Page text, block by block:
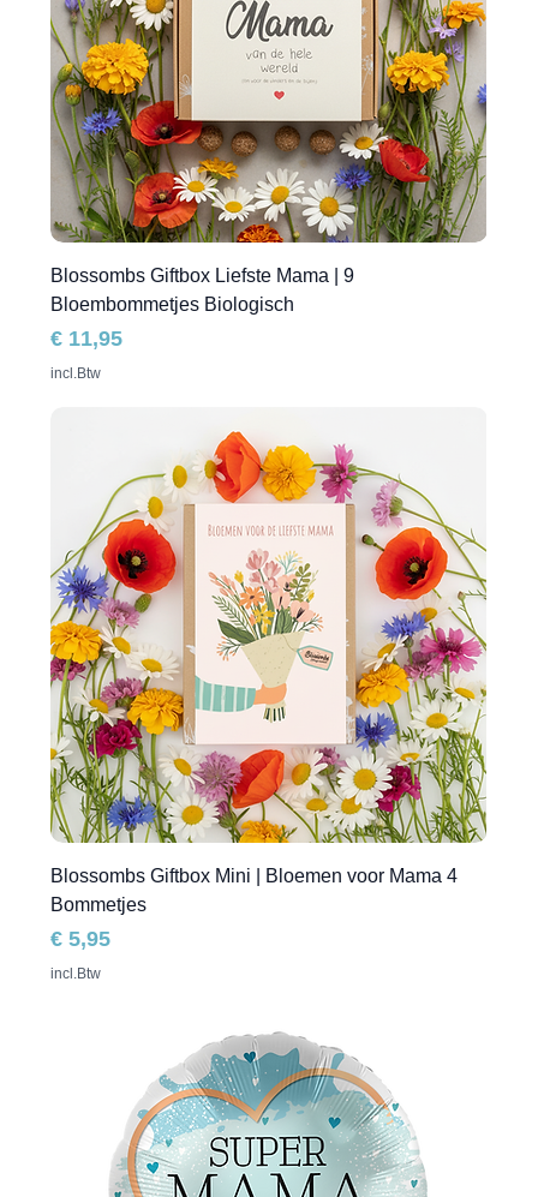
Blossombs Giftbox Liefste Mama | 9
Bloembommetjes Biologisch
Prijs
€ 11,95
incl.Btw
Blossombs Giftbox Mini | Bloemen voor Mama 4
Bommetjes
Prijs
€ 5,95
incl.Btw